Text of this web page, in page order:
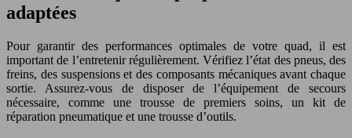
adaptées
Pour garantir des performances optimales de votre quad, il est
important de l’entretenir régulièrement. Vérifiez l’état des pneus, des
freins, des suspensions et des composants mécaniques avant chaque
sortie. Assurez-vous de disposer de l’équipement de secours
nécessaire, comme une trousse de premiers soins, un kit de
réparation pneumatique et une trousse d’outils.